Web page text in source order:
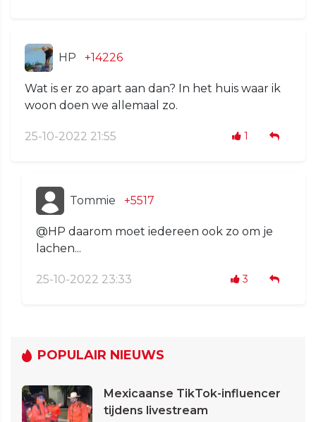
HP +14226
Wat is er zo apart aan dan? In het huis waar ik
woon doen we allemaal zo.
25-10-2022 21:55 1
Tommie +5517
@HP daarom moet iedereen ook zo om je
lachen...
25-10-2022 23:33 3
POPULAIR NIEUWS
Mexicaanse TikTok-influencer
tijdens livestream